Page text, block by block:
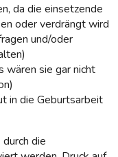
da die einsetzende
oder verdrängt wird
und/oder
wären sie gar nicht
in die Geburtsarbeit
die